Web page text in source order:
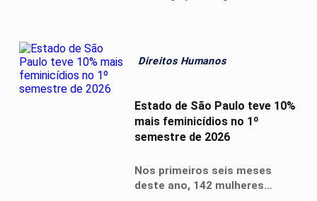
inscrições gravados
diretamente na parede.
Direitos Humanos
Estado de São Paulo teve 10%
mais feminicídios no 1º
semestre de 2026
Nos primeiros seis meses
deste ano, 142 mulheres